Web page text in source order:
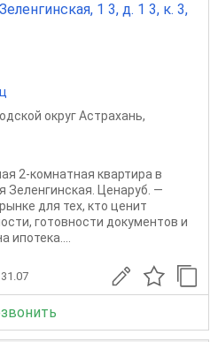
1 3, д. 1 3, к. 3,
округ Астрахань,
2-комнатная квартира в
Зеленгинская. Ценаруб. —
для тех, кто ценит
готовности документов и
31.07